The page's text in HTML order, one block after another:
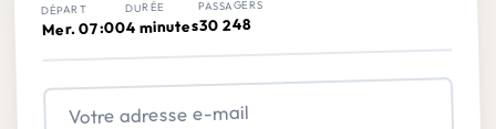
DÉPART
Mer. 07:00
DURÉE
4 minutes
PASSAGERS
30 248